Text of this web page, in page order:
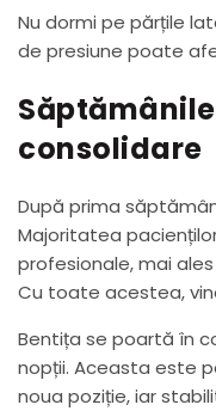
Nu dormi pe părțile
de presiune poate
consolidare
După prima
Majoritatea
profesionale, mai
Cu toate acestea,
Bentița se poartă în
nopții. Aceasta este
noua poziție, iar